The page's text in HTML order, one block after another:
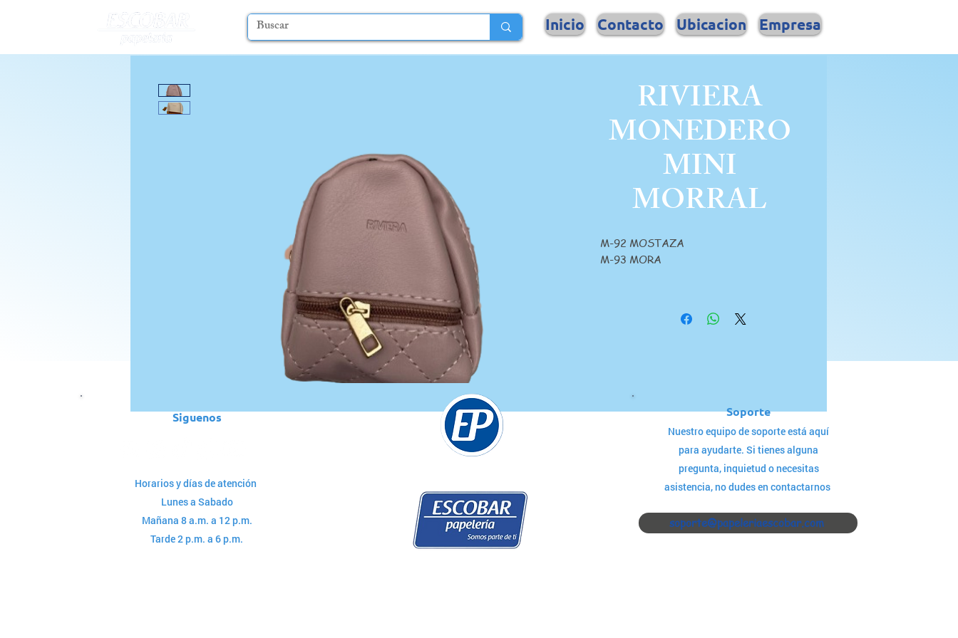
Inicio Contacto Ubicacion Empresa
RIVIERA
MONEDERO
MINI
MORRAL
M-92 MOSTAZA
M-93 MORA
Siguenos
Horarios y días de atención
Lunes a Sabado
Mañana 8 a.m. a 12 p.m.
Tarde 2 p.m. a 6 p.m.
Soporte
Nuestro equipo de soporte está aquí
para ayudarte. Si tienes alguna
pregunta, inquietud o necesitas
asistencia, no dudes en contactarnos
soporte@papeleriaescobar.com